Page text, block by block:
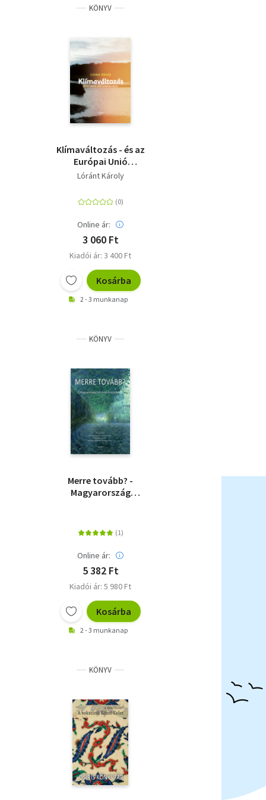
KÖNYV
Klímaváltozás - és az
Európai Unió
klímapolitikája
Lóránt Károly
Online ár:
3 060 Ft
Kiadói ár: 3 400 Ft
Kosárba
2 - 3 munkanap
KÖNYV
Merre tovább? -
Magyarország
Online ár:
5 382 Ft
Kiadói ár: 5 980 Ft
Kosárba
2 - 3 munkanap
KÖNYV